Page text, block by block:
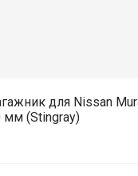
для Nissan
мм (Stingray)